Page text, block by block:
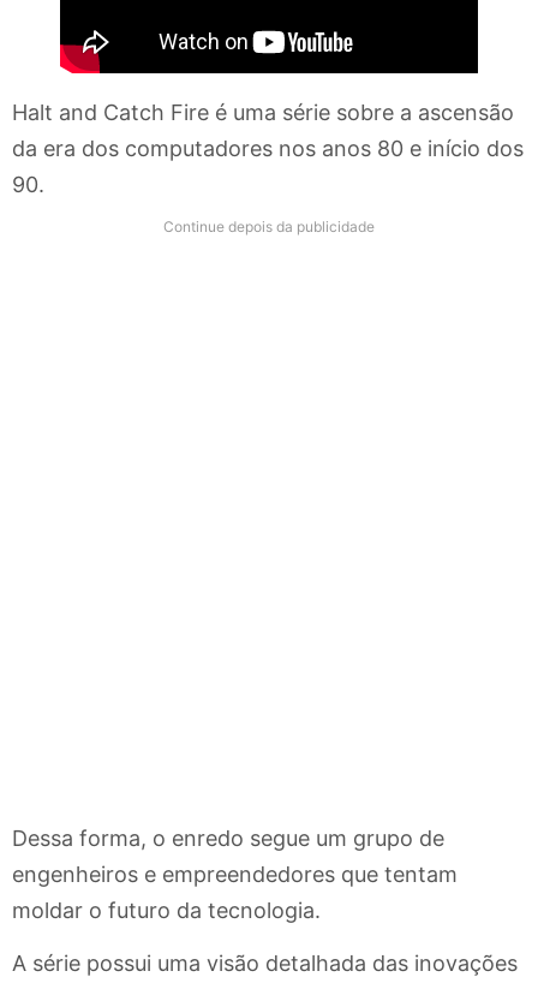
Halt and Catch Fire é uma série sobre a ascensão
da era dos computadores nos anos 80 e início dos
90.
Continue depois da publicidade
Dessa forma, o enredo segue um grupo de
engenheiros e empreendedores que tentam
moldar o futuro da tecnologia.
A série possui uma visão detalhada das inovações